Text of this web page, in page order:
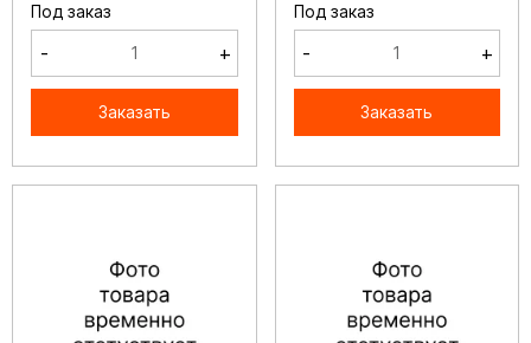
Под заказ
- +
Заказать
Под заказ
- +
Заказать